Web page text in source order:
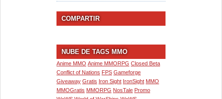
COMPARTIR
NUBE DE TAGS MMO
Anime MMO Anime MMORPG Closed Beta
Conflict of Nations FPS Gameforge
Giveaway Gratis Iron Sight IronSight MMO
MMOGratis MMORPG NosTale Promo